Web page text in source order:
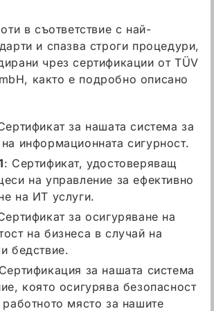
в съответствие с най-
и спазва строги процедури,
чрез сертификации от TÜV
както е подробно описано
за нашата система за
информационната сигурност.
: Сертификат, удостоверяващ
на управление за ефективно
на ИТ услуги.
за осигуряване на
на бизнеса в случай на
бедствие.
за нашата система
която осигурява безопасност
място за нашите